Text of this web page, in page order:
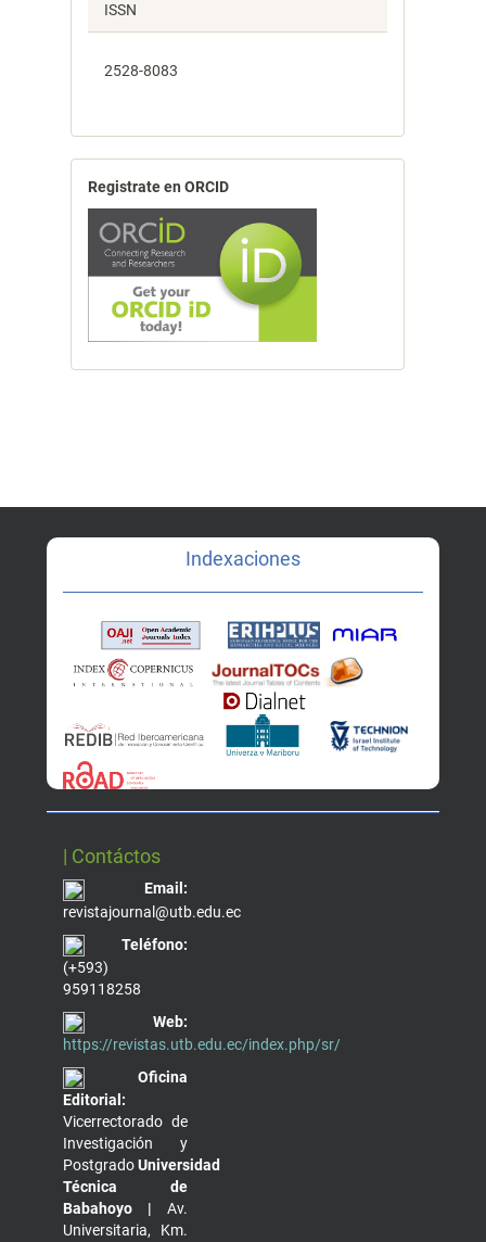
ISSN
2528-8083
Registrate en ORCID
Indexaciones
| Contáctos
Email:
revistajournal@utb.edu.ec
Teléfono:
(+593)
959118258
Web:
https://revistas.utb.edu.ec/index.php/sr/
Oficina
Editorial:
Vicerrectorado de
Investigación y
PostgradoUniversidad
Técnica de
Babahoyo | Av.
Universitaria, Km.